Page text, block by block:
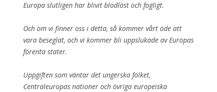
Europa slutligen har blivit blodlöst och fogligt.
Och om vi finner oss i detta, så kommer vårt öde att
vara beseglat, och vi kommer bli uppslukade av Europas
förenta stater.
Uppgiften som väntar det ungerska folket,
Centraleuropas nationer och övriga europeiska